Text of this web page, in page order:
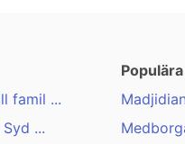
famil ...
...
Madjidian